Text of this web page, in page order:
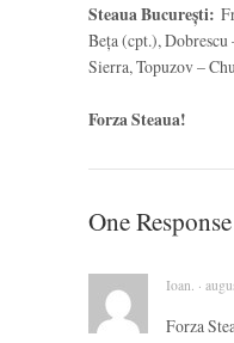
Steaua București:
Beța (cpt.),
Sierra, Topuzov –
Forza Steaua!
One Response
Ioan. ·
Forza